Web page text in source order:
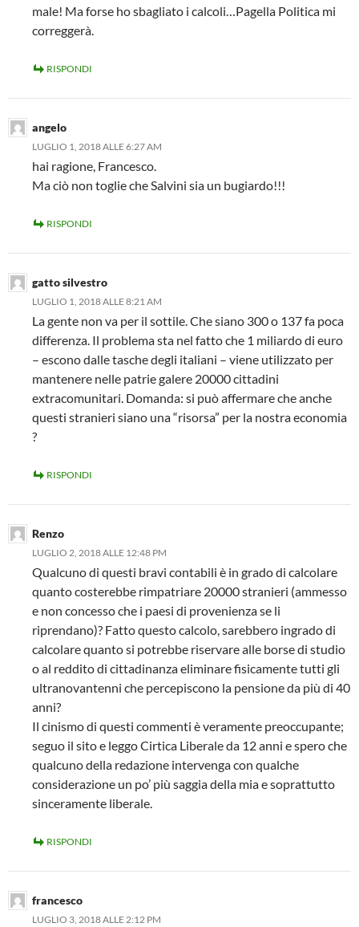
male! Ma forse ho sbagliato i calcoli…Pagella Politica mi
correggerà.
RISPONDI
angelo
LUGLIO 1, 2018 ALLE 6:27 AM
hai ragione, Francesco.
Ma ciò non toglie che Salvini sia un bugiardo!!!
RISPONDI
gatto silvestro
LUGLIO 1, 2018 ALLE 8:21 AM
La gente non va per il sottile. Che siano 300 o 137 fa poca
differenza. Il problema sta nel fatto che 1 miliardo di euro
– escono dalle tasche degli italiani – viene utilizzato per
mantenere nelle patrie galere 20000 cittadini
extracomunitari. Domanda: si può affermare che anche
questi stranieri siano una “risorsa” per la nostra economia
?
RISPONDI
Renzo
LUGLIO 2, 2018 ALLE 12:48 PM
Qualcuno di questi bravi contabili è in grado di calcolare
quanto costerebbe rimpatriare 20000 stranieri (ammesso
e non concesso che i paesi di provenienza se li
riprendano)? Fatto questo calcolo, sarebbero ingrado di
calcolare quanto si potrebbe riservare alle borse di studio
o al reddito di cittadinanza eliminare fisicamente tutti gli
ultranovantenni che percepiscono la pensione da più di 40
anni?
Il cinismo di questi commenti è veramente preoccupante;
seguo il sito e leggo Cirtica Liberale da 12 anni e spero che
qualcuno della redazione intervenga con qualche
considerazione un po’ più saggia della mia e soprattutto
sinceramente liberale.
RISPONDI
francesco
LUGLIO 3, 2018 ALLE 2:12 PM